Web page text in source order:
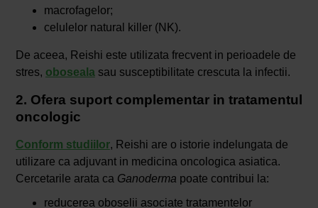
macrofagelor;
celulelor natural killer (NK).
De aceea, Reishi este utilizata frecvent in perioadele de
stres, oboseala sau susceptibilitate crescuta la infectii.
2. Ofera suport complementar in tratamentul
oncologic
Conform studiilor, Reishi are o istorie indelungata de
utilizare ca adjuvant in medicina oncologica asiatica.
Cercetarile arata ca Ganoderma poate contribui la:
reducerea oboselii asociate tratamentelor